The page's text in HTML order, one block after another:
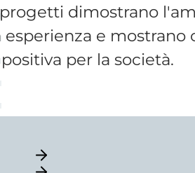
dimostrano
e mostrano
per la società.